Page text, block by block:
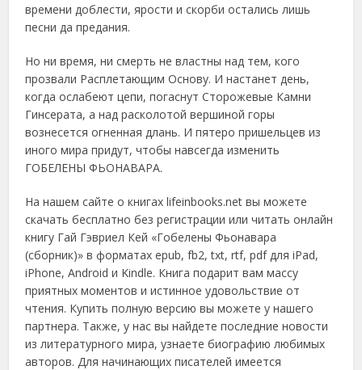
времени доблести, ярости и скорби остались лишь
песни да предания.
Но ни время, ни смерть не властны над тем, кого
прозвали Расплетающим Основу. И настанет день,
когда ослабеют цепи, погаснут Сторожевые Камни
Гинсерата, а над расколотой вершиной горы
вознесется огненная длань. И пятеро пришельцев из
иного мира придут, чтобы навсегда изменить
ГОБЕЛЕНЫ ФЬОНАВАРА.
На нашем сайте о книгах lifeinbooks.net вы можете
скачать бесплатно без регистрации или читать онлайн
книгу Гай Гэвриел Кей «Гобелены Фьонавара
(сборник)» в форматах epub, fb2, txt, rtf, pdf для iPad,
iPhone, Android и Kindle. Книга подарит вам массу
приятных моментов и истинное удовольствие от
чтения. Купить полную версию вы можете у нашего
партнера. Также, у нас вы найдете последние новости
из литературного мира, узнаете биографию любимых
авторов. Для начинающих писателей имеется